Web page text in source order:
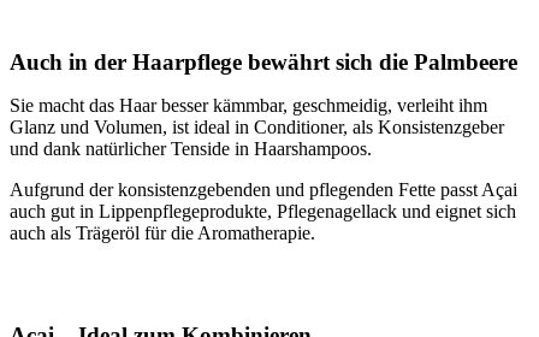
Auch in der Haarpflege bewährt sich die Palmbeere
Sie macht das Haar besser kämmbar, geschmeidig, verleiht ihm
Glanz und Volumen, ist ideal in Conditioner, als Konsistenzgeber
und dank natürlicher Tenside in Haarshampoos.
Aufgrund der konsistenzgebenden und pflegenden Fette passt Açai
auch gut in Lippenpflegeprodukte, Pflegenagellack und eignet sich
auch als Trägeröl für die Aromatherapie.